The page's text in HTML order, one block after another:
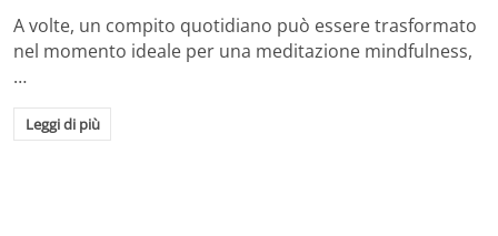
A volte, un compito quotidiano può essere trasformato
nel momento ideale per una meditazione mindfulness,
…
Leggi di più